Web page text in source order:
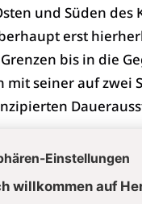
und Süden des
erst
bis in die
mit seiner auf zwei
Museums im
Erweiterung